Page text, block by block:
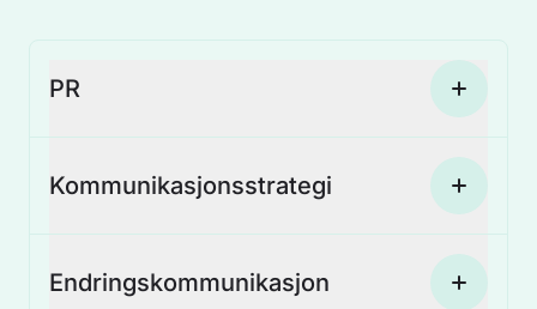
PR
Kommunikasjons­strategi
Endringskommunikasjon